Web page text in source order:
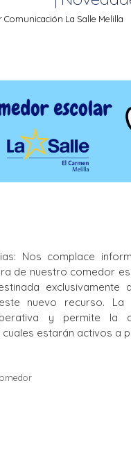
Comunicación La Salle Melilla
Nos complace
de nuestro comedor
nuevo recurso. La
y permite la
cuales estarán activos a